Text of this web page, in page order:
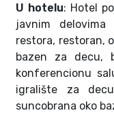
U hotelu: Hotel
javnim
restora, restoran,
bazen za decu,
konferencionu
igralište za
suncobrana oko